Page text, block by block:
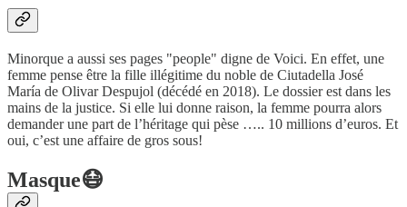
Minorque a aussi ses pages "people" digne de Voici. En effet, une
femme pense être la fille illégitime du noble de Ciutadella José
María de Olivar Despujol (décédé en 2018). Le dossier est dans les
mains de la justice. Si elle lui donne raison, la femme pourra alors
demander une part de l’héritage qui pèse ….. 10 millions d’euros. Et
oui, c’est une affaire de gros sous!
Masque😷